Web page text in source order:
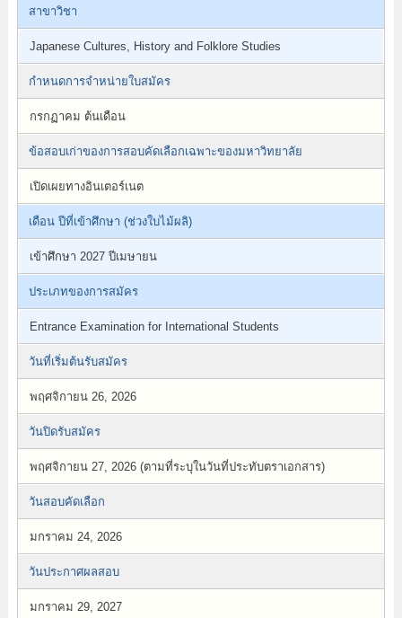
สาขาวิชา
Japanese Cultures, History and Folklore Studies
กำหนดการจำหน่ายใบสมัคร
กรกฏาคม ต้นเดือน
ข้อสอบเก่าของการสอบคัดเลือกเฉพาะของมหาวิทยาลัย
เปิดเผยทางอินเตอร์เนต
เดือน ปีที่เข้าศึกษา (ช่วงใบไม้ผลิ)
เข้าศึกษา 2027 ปีเมษายน
ประเภทของการสมัคร
Entrance Examination for International Students
วันที่เริ่มต้นรับสมัคร
พฤศจิกายน 26, 2026
วันปิดรับสมัคร
พฤศจิกายน 27, 2026 (ตามที่ระบุในวันที่ประทับตราเอกสาร)
วันสอบคัดเลือก
มกราคม 24, 2026
วันประกาศผลสอบ
มกราคม 29, 2027